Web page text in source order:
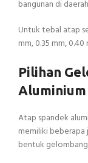
bangunan di
Untuk tebal atap
mm, 0.35 mm, 0.40
Pilihan
Atap spandek
memiliki
bentuk